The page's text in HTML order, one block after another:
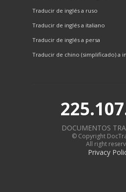
Traducir de inglés a ruso
Traducir de inglés a italiano
Traducir de inglés a persa
Traducir de chino (simplificado) a
DOCUMENTOS
© Copyright
All right
Privacy